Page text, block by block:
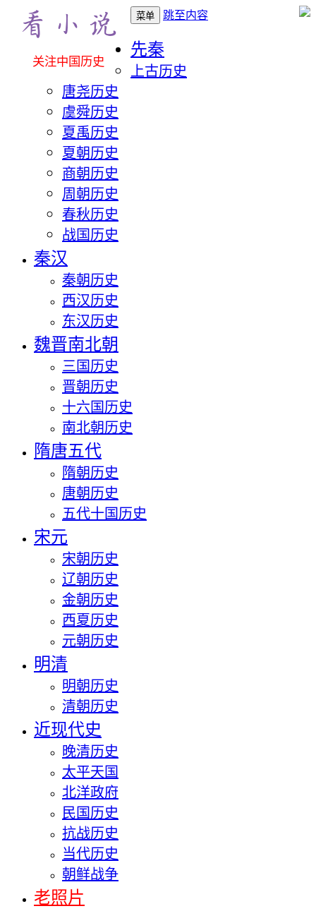
关注中国历史
菜单 跳至内容
先秦
上古历史
唐尧历史
虞舜历史
夏禹历史
夏朝历史
商朝历史
周朝历史
春秋历史
战国历史
秦汉
秦朝历史
西汉历史
东汉历史
魏晋南北朝
三国历史
晋朝历史
十六国历史
南北朝历史
隋唐五代
隋朝历史
唐朝历史
五代十国历史
宋元
宋朝历史
辽朝历史
金朝历史
西夏历史
元朝历史
明清
明朝历史
清朝历史
近现代史
晚清历史
太平天国
北洋政府
民国历史
抗战历史
当代历史
朝鲜战争
老照片